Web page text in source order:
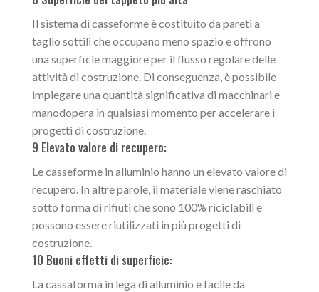
Il sistema di casseforme è costituito da pareti a
taglio sottili che occupano meno spazio e offrono
una superficie maggiore per il flusso regolare delle
attività di costruzione. Di conseguenza, è possibile
impiegare una quantità significativa di macchinari e
manodopera in qualsiasi momento per accelerare i
progetti di costruzione.
9 Elevato valore di recupero:
Le casseforme in alluminio hanno un elevato valore di
recupero. In altre parole, il materiale viene raschiato
sotto forma di rifiuti che sono 100% riciclabili e
possono essere riutilizzati in più progetti di
costruzione.
10 Buoni effetti di superficie:
La cassaforma in lega di alluminio è facile da